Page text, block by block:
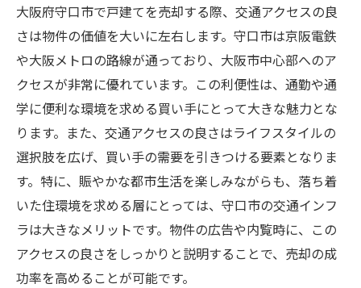
地域特性が戸建て売却に与える影響とは
守口市の地域特性を最大限に活用する術
地域の魅力を引き出すマーケティング戦略
地方自治体の施策と戸建て売却の関係
地域密着型の売却戦略の重要性
守口市内でのコミュニティ活動の活用法
市場動向を踏まえた守口市内の戸建て売却の最
適な方法
現在の市場動向が戸建て売却に与える影響
守口市の不動産市場を分析するポイント
大阪府守口市で戸建てを売却する際、交通アクセスの良
さは物件の価値を大いに左右します。守口市は京阪電鉄
や大阪メトロの路線が通っており、大阪市中心部へのア
クセスが非常に優れています。この利便性は、通勤や通
学に便利な環境を求める買い手にとって大きな魅力とな
ります。また、交通アクセスの良さはライフスタイルの
選択肢を広げ、買い手の需要を引きつける要素となりま
す。特に、賑やかな都市生活を楽しみながらも、落ち着
いた住環境を求める層にとっては、守口市の交通インフ
ラは大きなメリットです。物件の広告や内覧時に、この
アクセスの良さをしっかりと説明することで、売却の成
功率を高めることが可能です。